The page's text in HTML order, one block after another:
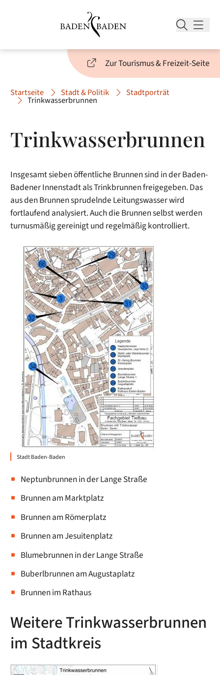
Zur Tourismus & Freizeit-Seite
Startseite Stadt & Politik Stadtporträt
Trinkwasserbrunnen
Trinkwasserbrunnen
Insgesamt sieben öffentliche Brunnen sind in der Baden-
Badener Innenstadt als Trinkbrunnen freigegeben. Das
aus den Brunnen sprudelnde Leitungswasser wird
fortlaufend analysiert. Auch die Brunnen selbst werden
turnusmäßig gereinigt und regelmäßig kontrolliert.
Stadt Baden-Baden
Neptunbrunnen in der Lange Straße
Brunnen am Marktplatz
Brunnen am Römerplatz
Brunnen am Jesuitenplatz
Blumebrunnen in der Lange Straße
Buberlbrunnen am Augustaplatz
Brunnen im Rathaus
Weitere Trinkwasserbrunnen
im Stadtkreis